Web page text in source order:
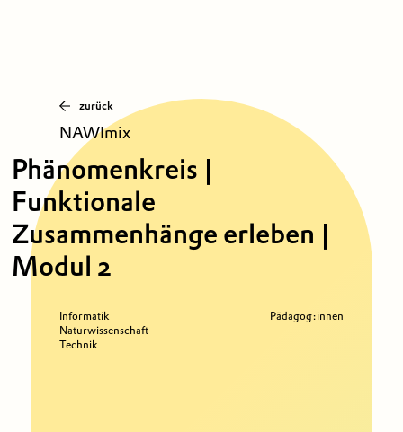
zurück
NAWImix
Phänomenkreis |
Funktionale
Zusammenhänge erleben |
Modul 2
Informatik
Naturwissenschaft
Technik
Pädagog:innen